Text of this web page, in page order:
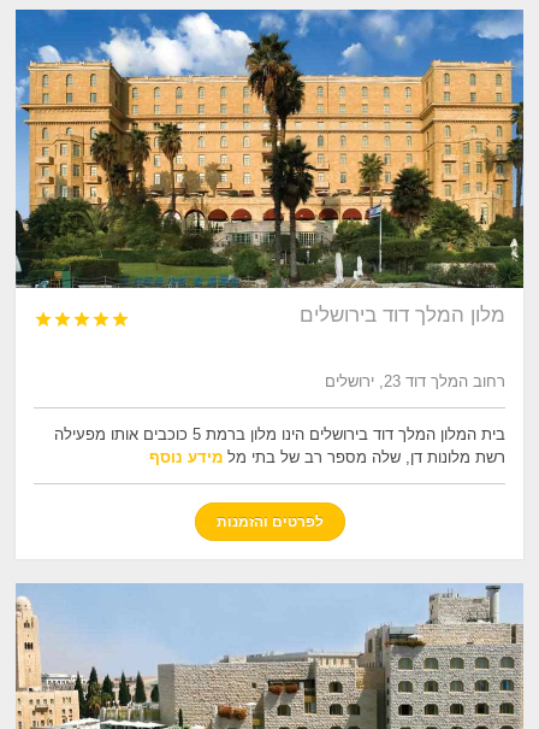
מלון המלך דוד בירושלים 




רחוב המלך דוד 23, ירושלים
בית המלון המלך דוד בירושלים הינו מלון ברמת 5 כוכבים אותו מפעילה
רשת מלונות דן, שלה מספר רב של בתי מלמידע נוסף
לפרטים והזמנות